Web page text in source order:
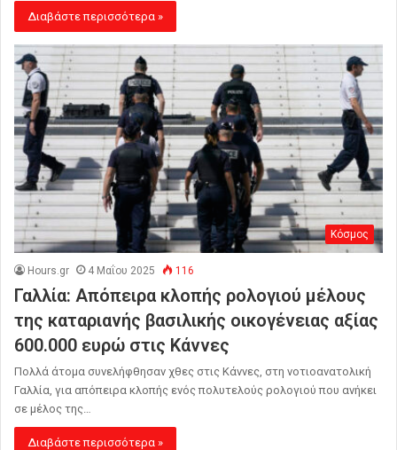
Διαβάστε περισσότερα »
Κόσμος
Hours.gr 4 Μαΐου 2025 116
Γαλλία: Απόπειρα κλοπής ρολογιού μέλους
της καταριανής βασιλικής οικογένειας αξίας
600.000 ευρώ στις Κάννες
Πολλά άτομα συνελήφθησαν χθες στις Κάννες, στη νοτιοανατολική
Γαλλία, για απόπειρα κλοπής ενός πολυτελούς ρολογιού που ανήκει
σε μέλος της…
Διαβάστε περισσότερα »